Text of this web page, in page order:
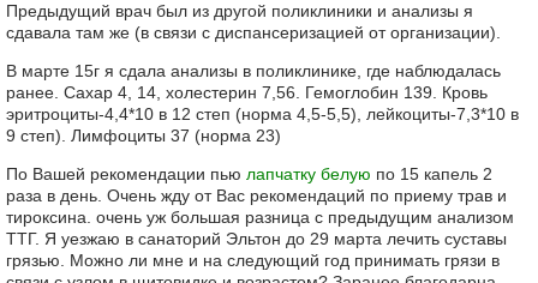
Предыдущий врач был из другой поликлиники и анализы я
сдавала там же (в связи с диспансеризацией от организации).
В марте 15г я сдала анализы в поликлинике, где наблюдалась
ранее. Сахар 4, 14, холестерин 7,56. Гемоглобин 139. Кровь
эритроциты-4,4*10 в 12 степ (норма 4,5-5,5), лейкоциты-7,3*10 в
9 степ). Лимфоциты 37 (норма 23)
По Вашей рекомендации пью лапчатку белую по 15 капель 2
раза в день. Очень жду от Вас рекомендаций по приему трав и
тироксина. очень уж большая разница с предыдущим анализом
ТТГ. Я уезжаю в санаторий Эльтон до 29 марта лечить суставы
грязью. Можно ли мне и на следующий год принимать грязи в